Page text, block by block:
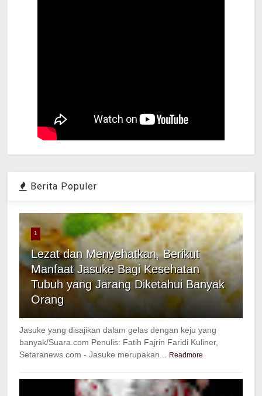
Berita Populer
1
Lezat dan Menyehatkan, Berikut
Manfaat Jasuke Bagi Kesehatan
Tubuh yang Jarang Diketahui Banyak
Orang
Jasuke yang disajikan dalam gelas dengan keju yang
banyak/Suara.com Penulis: Fatih Fajrin Faridi Kuliner,
Setaranews.com - Jasuke merupakan...
Readmore